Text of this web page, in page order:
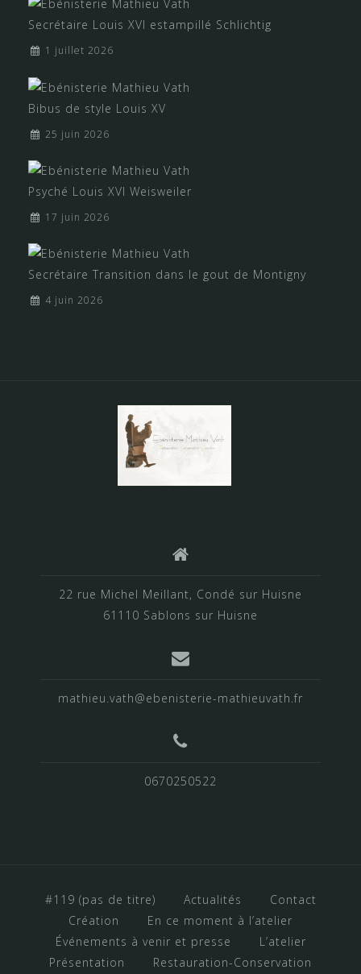
Secrétaire Louis XVI estampillé Schlichtig
1 juillet 2026
Bibus de style Louis XV
25 juin 2026
Psyché Louis XVI Weisweiler
17 juin 2026
Secrétaire Transition dans le gout de Montigny
4 juin 2026
22 rue Michel Meillant, Condé sur Huisne
61110 Sablons sur Huisne
mathieu.vath@ebenisterie-mathieuvath.fr
0670250522
#119 (pas de titre) Actualités
Contact
Création
En ce moment à l’atelier
Événements à venir et presse
L’atelier
Présentation
Restauration-Conservation